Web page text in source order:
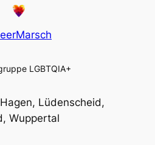
LGBTQIA+
Lüdenscheid,
Wuppertal